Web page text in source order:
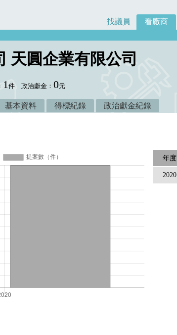
找議員 看廠商
天圓企業有限公司
1件 政治獻金：0元
基本資料 得標紀錄 政治獻金紀錄
年度
2020